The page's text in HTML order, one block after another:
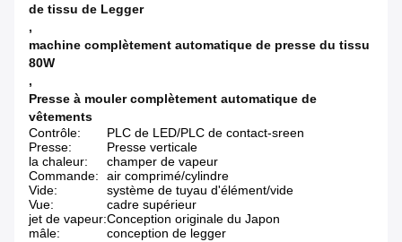
de tissu de Legger
,
machine complètement automatique de presse du tissu
80W
,
Presse à mouler complètement automatique de
vêtements
Contrôle:
PLC de LED/PLC de contact-sreen
Presse:
Presse verticale
la chaleur:
champer de vapeur
Commande:
air comprimé/cylindre
Vide:
système de tuyau d'élément/vide
Vue:
cadre supérieur
jet de vapeur:Conception originale du Japon
mâle:
conception de legger